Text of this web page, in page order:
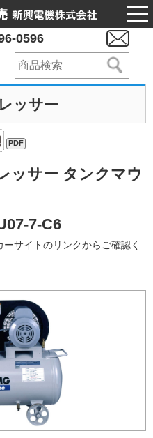
0596
ッサー
PDF
ッサー タンクマウ
7-C6
サイトのリンクからご確認く